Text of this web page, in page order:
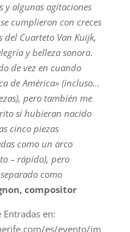
y algunas agitaciones
cumplieron con creces
Cuarteto Van Kuijk,
y belleza sonora.
de vez en cuando
de América» (incluso…
pero también me
si hubieran nacido
cinco piezas
como un arco
– rápido), pero
como
compositor
en:
es/evento/im